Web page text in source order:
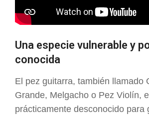
Una especie vulnerable y
conocida
El pez guitarra, también llamado
Grande, Melgacho o Pez Violín,
prácticamente desconocido para